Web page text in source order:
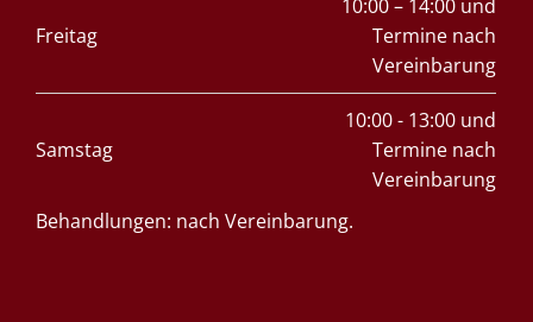
Freitag
10:00 – 14:00 und
Termine nach
Vereinbarung
Samstag
10:00 - 13:00 und
Termine nach
Vereinbarung
Behandlungen: nach Vereinbarung.